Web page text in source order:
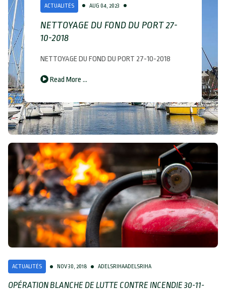
ACTUALITÉS AUG 04, 2023
NETTOYAGE DU FOND DU PORT 27-
10-2018
NETTOYAGE DU FOND DU PORT 27-10-2018
Read More …
ACTUALITÉS NOV 30, 2018 ADELSRIHAADELSRIHA
OPÉRATION BLANCHE DE LUTTE CONTRE INCENDIE 30-11-